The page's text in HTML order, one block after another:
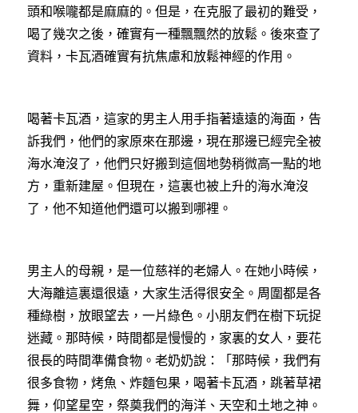
頭和喉嚨都是麻麻的。但是，在克服了最初的難受，
喝了幾次之後，確實有一種飄飄然的放鬆。後來查了
資料，卡瓦酒確實有抗焦慮和放鬆神經的作用。
喝著卡瓦酒，這家的男主人用手指著遠遠的海面，告
訴我們，他們的家原來在那邊，現在那邊已經完全被
海水淹沒了，他們只好搬到這個地勢稍微高一點的地
方，重新建屋。但現在，這裏也被上升的海水淹沒
了，他不知道他們還可以搬到哪裡。
男主人的母親，是一位慈祥的老婦人。在她小時候，
大海離這裏還很遠，大家生活得很安全。周圍都是各
種綠樹，放眼望去，一片綠色。小朋友們在樹下玩捉
迷藏。那時候，時間都是慢慢的，家裏的女人，要花
很長的時間準備食物。老奶奶說：「那時候，我們有
很多食物，烤魚、炸麵包果，喝著卡瓦酒，跳著草裙
舞，仰望星空，祭奠我們的海洋、天空和土地之神。